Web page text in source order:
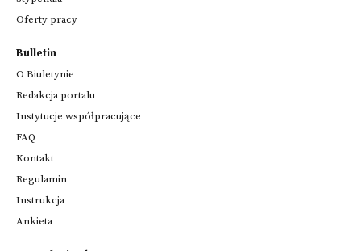
Oferty pracy
Bulletin
O Biuletynie
Redakcja portalu
Instytucje współpracujące
FAQ
Kontakt
Regulamin
Instrukcja
Ankieta